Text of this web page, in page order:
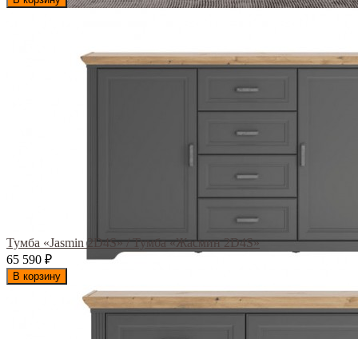
Тумба «Jasmin 2D4S» / Тумба «Жасмин 2D4S»
65 590 ₽
В корзину